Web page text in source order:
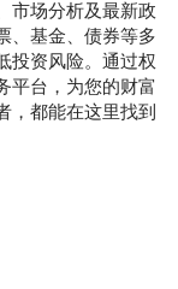
市场分析及最新政
、基金、债券等多
投资风险。通过权
平台，为您的财富
，都能在这里找到